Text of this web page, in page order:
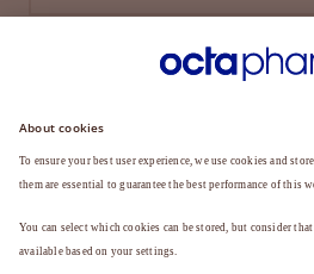
ENTRAR
ESQUECEU SUA SENHA?
Ainda não é membro?